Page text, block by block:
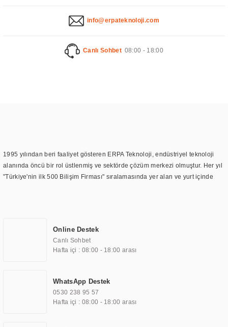
info@erpateknoloji.com
Canlı Sohbet 08:00 - 18:00
1995 yılından beri faaliyet gösteren ERPA Teknoloji, endüstriyel teknoloji
alanında öncü bir rol üstlenmiş ve sektörde çözüm merkezi olmuştur. Her yıl
"Türkiye'nin ilk 500 Bilişim Firması" sıralamasında yer alan ve yurt içinde
TOCHI markası altında kendi ürettiği ürünlerde kullanmıştır. Günümüzde
TOCHI; videowall, digital signage, kiosk, totem, akıllı durak ekranı, araç içi
ekran, asansör ekranı, digital menüboard, marin ekran, medikal ekran,
ekranları, endüstriyel ekranlar, kapı önü bilgi ekranları, panel PC,
endüstriyel Panel PC, mini PC, endüstriyel mini PC ve akıllı bina sistemleri
gibi çözümleri 4.5" ile 110” boyutları arasında üretebilirken, ayrıca standart
Online Destek
Canlı Sohbet
Hafta içi : 08:00 - 18:00 arası
WhatsApp Destek
0530 238 95 57
Hafta içi : 08:00 - 18:00 arası